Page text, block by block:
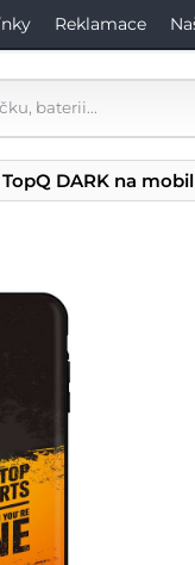
Reklamace
DARK na